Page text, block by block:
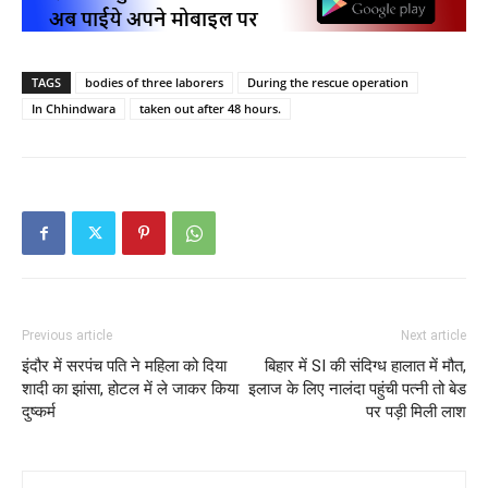
TAGS bodies of three laborers
During the rescue operation
In Chhindwara
taken out after 48 hours.
Previous article
इंदौर में सरपंच पति ने महिला को दिया
शादी का झांसा, होटल में ले जाकर किया
दुष्कर्म
Next article
बिहार में SI की संदिग्ध हालात में मौत,
इलाज के लिए नालंदा पहुंची पत्नी तो बेड
पर पड़ी मिली लाश